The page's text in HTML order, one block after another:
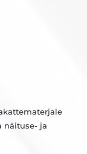
näituse- ja